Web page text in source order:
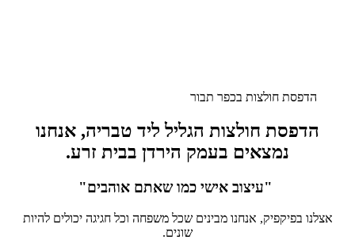
הדפסת חולצות בכפר תבור
הדפסת חולצות הגליל ליד טבריה, אנחנו
נמצאים בעמק הירדן בבית זרע.
"עיצוב אישי כמו שאתם אוהבים"
אצלנו בפיקפיק, אנחנו מבינים שכל משפחה וכל חגיגה יכולים להיות
שונים.